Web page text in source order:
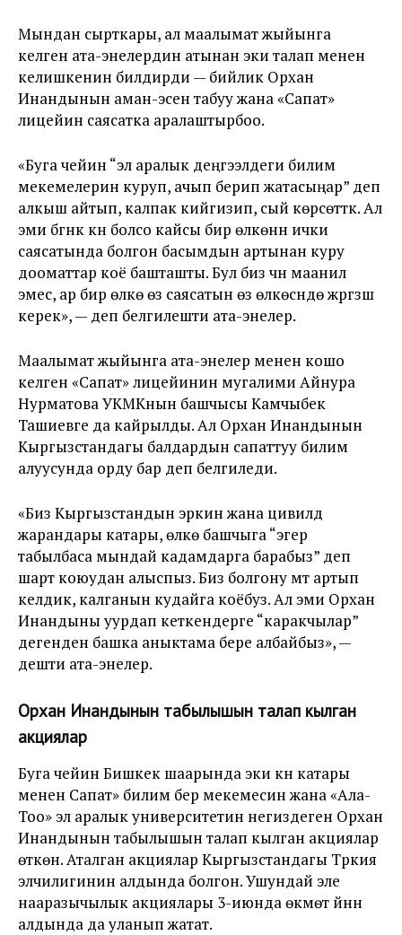
Мындан сырткары, ал маалымат жыйынга
келген ата-энелердин атынан эки талап менен
келишкенин билдирди — бийлик Орхан
Инандынын аман-эсен табуу жана «Сапат»
лицейин саясатка аралаштырбоо.
«Буга чейин “эл аралык деңгээлдеги билим
мекемелерин куруп, ачып берип жатасыңар” деп
алкыш айтып, калпак кийгизип, сый көрсөттүк. Ал
эми бүгүнкү күнү болсо кайсы бир өлкөнүн ички
саясатында болгон басымдын артынан куру
дооматтар коё башташты. Бул биз үчүн маанилүү
эмес, ар бир өлкө өз саясатын өз өлкөсүндө жүргүзүшү
керек», — деп белгилешти ата-энелер.
Маалымат жыйынга ата-энелер менен кошо
келген «Сапат» лицейинин мугалими Айнура
Нурматова УКМКнын башчысы Камчыбек
Ташиевге да кайрылды. Ал Орхан Инандынын
Кыргызстандагы балдардын сапаттуу билим
алуусунда орду бар деп белгиледи.
«Биз Кыргызстандын эркин жана цивилдүү
жарандары катары, өлкө башчыга “эгер
табылбаса мындай кадамдарга барабыз” деп
шарт коюудан алыспыз. Биз болгону үмүт артып
келдик, калганын кудайга коёбуз. Ал эми Орхан
Инандыны уурдап кеткендерге “каракчылар”
дегенден башка аныктама бере албайбыз», —
дешти ата-энелер.
Орхан Инандынын табылышын талап кылган
акциялар
Буга чейин Бишкек шаарында эки күн катары
менен Сапат» билим берүү мекемесин жана «Ала-
Тоо» эл аралык университетин негиздеген Орхан
Инандынын табылышын талап кылган акциялар
өткөн. Аталган акциялар Кыргызстандагы Түркия
элчилигинин алдында болгон. Ушундай эле
нааразычылык акциялары 3-июнда өкмөт үйүнүн
алдында да уланып жатат.